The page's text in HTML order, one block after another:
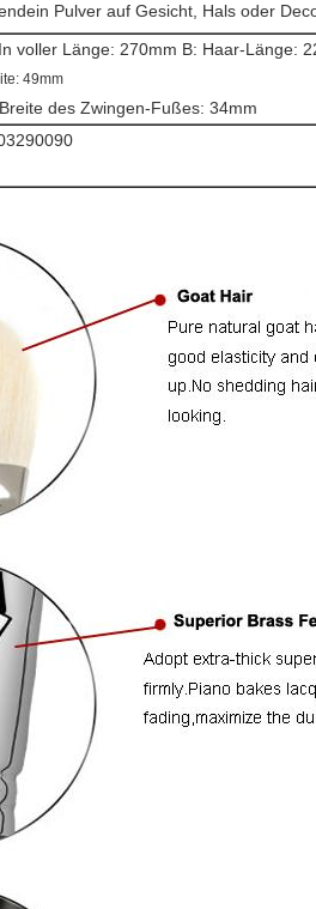
Pulver auf Gesicht, Hals oder
voller Länge: 270mm B: Haar-Länge:
49mm
des Zwingen-Fußes: 34mm